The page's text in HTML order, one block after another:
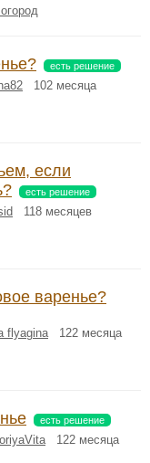
есть решение
102 месяца
если
есть решение
118 месяцев
варенье?
flyagina 122 месяца
есть решение
122 месяца